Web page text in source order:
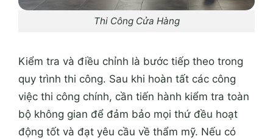
Thi Công Cửa Hàng
Kiểm tra và điều chỉnh là bước tiếp theo trong
quy trình thi công. Sau khi hoàn tất các công
việc thi công chính, cần tiến hành kiểm tra toàn
bộ không gian để đảm bảo mọi thứ đều hoạt
động tốt và đạt yêu cầu về thẩm mỹ. Nếu có